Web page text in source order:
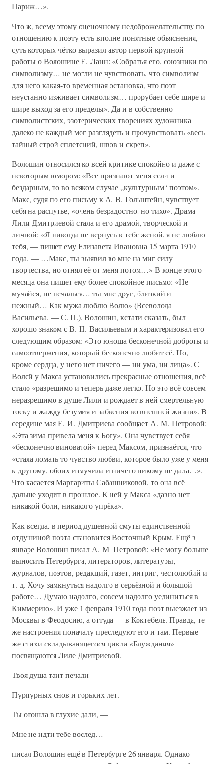
Париж…».
Что ж, всему этому оценочному недоброжелательству по
отношению к поэту есть вполне понятные объяснения,
суть которых чётко выразил автор первой крупной
работы о Волошине Е. Ланн: «Собратья его, союзники по
символизму… не могли не чувствовать, что символизм
для него какая-то временная остановка, что поэт
неустанно изживает символизм… прорубает себе шире и
шире выход за его пределы». Да и в собственно
символистских, эзотерических творениях художника
далеко не каждый мог разглядеть и прочувствовать «весь
тайный строй сплетений, швов и скреп».
Волошин относился ко всей критике спокойно и даже с
некоторым юмором: «Все признают меня если и
бездарным, то во всяком случае „культурным“ поэтом».
Макс, судя по его письму к А. В. Гольштейн, чувствует
себя на распутье, «очень безрадостно, но тихо». Драма
Лили Дмитриевой стала и его драмой, творческой и
личной: «Я никогда не вернусь к тебе женой, я не люблю
тебя, — пишет ему Елизавета Ивановна 15 марта 1910
года. — …Макс, ты выявил во мне на миг силу
творчества, но отнял её от меня потом…» В конце этого
месяца она пишет ему более спокойное письмо: «Не
мучайся, не печалься… ты мне друг, близкий и
нежный… Как мужа люблю Волю» (Всеволода
Васильева. — С. П.). Волошин, кстати сказать, был
хорошо знаком с В. Н. Васильевым и характеризовал его
следующим образом: «Это юноша бесконечной доброты и
самоотвержения, который бесконечно любит её. Но,
кроме сердца, у него нет ничего — ни ума, ни лица». С
Волей у Макса установились прекрасные отношения, всё
стало «разрешимо и теперь даже легко. Но это всё совсем
неразрешимо в душе Лили и рождает в ней смертельную
тоску и жажду безумия и забвения во внешней жизни». В
середине мая Е. И. Дмитриева сообщает А. М. Петровой:
«Эта зима привела меня к Богу». Она чувствует себя
«бесконечно виноватой» перед Максом, признаётся, что
«стала ломать то чувство любви, которое было уже у меня
к другому, обоих измучила и ничего никому не дала…».
Что касается Маргариты Сабашниковой, то она всё
дальше уходит в прошлое. К ней у Макса «давно нет
никакой боли, никакого упрёка».
Как всегда, в период душевной смуты единственной
отдушиной поэта становится Восточный Крым. Ещё в
январе Волошин писал А. М. Петровой: «Не могу больше
выносить Петербурга, литераторов, литературы,
журналов, поэтов, редакций, газет, интриг, честолюбий и
т. д. Хочу замкнуться надолго в серьёзной и большой
работе… Думаю надолго, совсем надолго уединиться в
Киммерию». И уже 1 февраля 1910 года поэт выезжает из
Москвы в Феодосию, а оттуда — в Коктебель. Правда, те
же настроения поначалу преследуют его и там. Первые
же стихи складывающегося цикла «Блуждания»
посвящаются Лиле Дмитриевой.
Твоя душа таит печали
Пурпурных снов и горьких лет.
Ты отошла в глухие дали, —
Мне не идти тебе вослед… —
писал Волошин ещё в Петербурге 26 января. Однако